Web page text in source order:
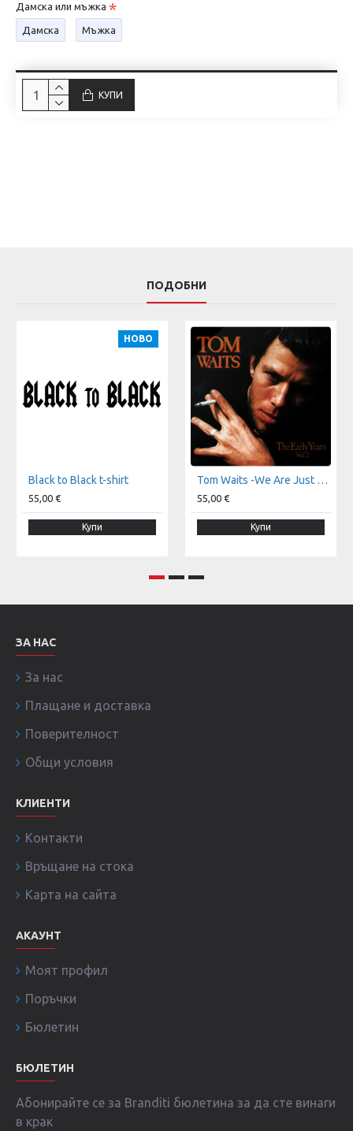
Дамска или мъжка
Дамска Мъжка
КУПИ
ПОДОБНИ
НОВО
Black to Black t-shirt
55,00 €
Купи
Tom Waits -We Are Just Monkeys With Money And Guns t-shirt
55,00 €
Купи
ЗА НАС
За нас
Плащане и доставка
Поверителност
Общи условия
КЛИЕНТИ
Контакти
Връщане на стока
Карта на сайта
АКАУНТ
Моят профил
Поръчки
Бюлетин
БЮЛЕТИН
Абонирайте се за Branditi бюлетина за да сте винаги
в крак